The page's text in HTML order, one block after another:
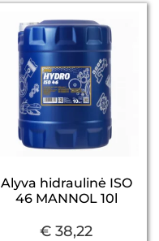
Alyva hidraulinė ISO
46 MANNOL 10l
€ 38,22